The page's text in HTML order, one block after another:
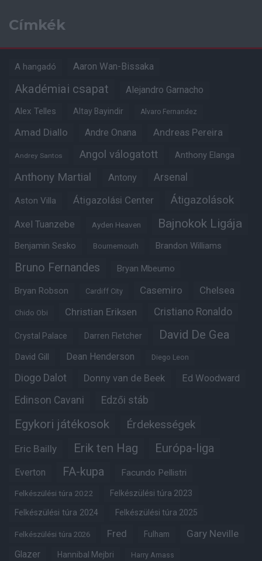
Címkék
A hangadó Aaron Wan-Bissaka
Akadémiai csapat Alejandro Garnacho
Alex Telles Altay Bayindir Alvaro Fernandez
Amad Diallo Andre Onana Andreas Pereira
Andrey Santos Angol válogatott Anthony Elanga
Anthony Martial Antony Arsenal
Aston Villa Átigazolási Center Átigazolások
Axel Tuanzebe Ayden Heaven Bajnokok Ligája
Benjamin Sesko Bournemouth Brandon Williams
Bruno Fernandes Bryan Mbeumo
Bryan Robson Cardiff City Casemiro Chelsea
Chido Obi Christian Eriksen Cristiano Ronaldo
Crystal Palace Darren Fletcher David De Gea
David Gill Dean Henderson Diego Leon
Diogo Dalot Donny van de Beek Ed Woodward
Edinson Cavani Edzői stáb
Egykori játékosok Érdekességek
Eric Bailly Erik ten Hag Európa-liga
Everton FA-kupa Facundo Pellistri
Felkészülési túra 2022 Felkészülési túra 2023
Felkészülési túra 2024 Felkészülési túra 2025
Felkészülési túra 2026 Fred Fulham Gary Neville
Glazer Hannibal Mejbri Harry Amass